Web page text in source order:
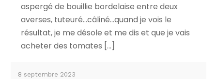
aspergé de bouillie bordelaise entre deux
averses, tuteuré…câliné…quand je vois le
résultat, je me désole et me dis et que je vais
acheter des tomates […]
8 septembre 2023